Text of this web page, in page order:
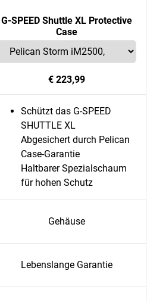
G-SPEED Shuttle XL Protective
Case
€ 223,99
Schützt das G-SPEED
SHUTTLE XL
Abgesichert durch Pelican
Case-Garantie
Haltbarer Spezialschaum
für hohen Schutz
Gehäuse
Lebenslange Garantie